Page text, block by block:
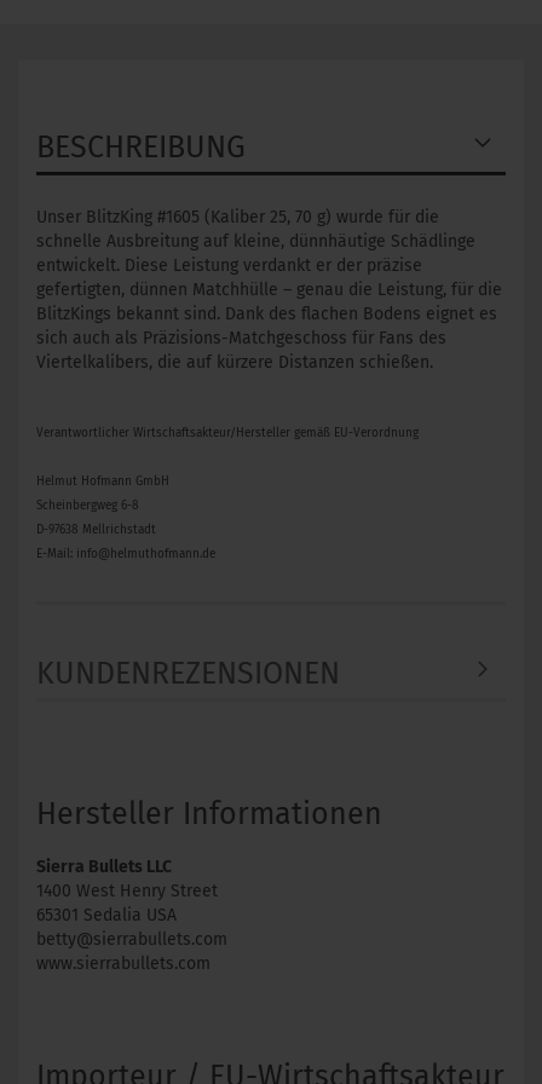
BESCHREIBUNG
Unser BlitzKing #1605 (Kaliber 25, 70 g) wurde für die
schnelle Ausbreitung auf kleine, dünnhäutige Schädlinge
entwickelt. Diese Leistung verdankt er der präzise
gefertigten, dünnen Matchhülle – genau die Leistung, für die
BlitzKings bekannt sind. Dank des flachen Bodens eignet es
sich auch als Präzisions-Matchgeschoss für Fans des
Viertelkalibers, die auf kürzere Distanzen schießen.
Verantwortlicher Wirtschaftsakteur/Hersteller gemäß EU-Verordnung
Helmut Hofmann GmbH
Scheinbergweg 6-8
D-97638 Mellrichstadt
E-Mail: info@helmuthofmann.de
KUNDENREZENSIONEN
Hersteller Informationen
Sierra Bullets LLC
1400 West Henry Street
65301 Sedalia USA
betty@sierrabullets.com
www.sierrabullets.com
Importeur / EU-Wirtschaftsakteur